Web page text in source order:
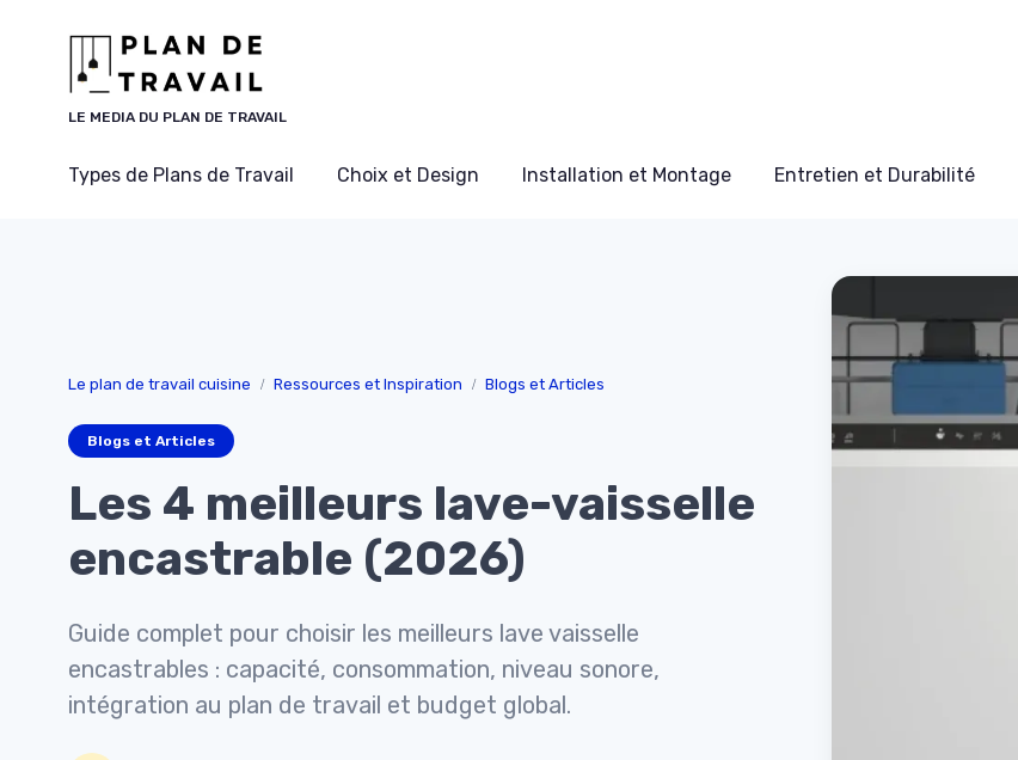
LE MEDIA DU PLAN DE TRAVAIL
Types de Plans de Travail Choix et Design Installation et Montage Entretien et Durabilité
Le plan de travail cuisine Ressources et Inspiration Blogs et Articles
Blogs et Articles
Les 4 meilleurs lave-vaisselle
encastrable (2026)
Guide complet pour choisir les meilleurs lave vaisselle
encastrables : capacité, consommation, niveau sonore,
intégration au plan de travail et budget global.